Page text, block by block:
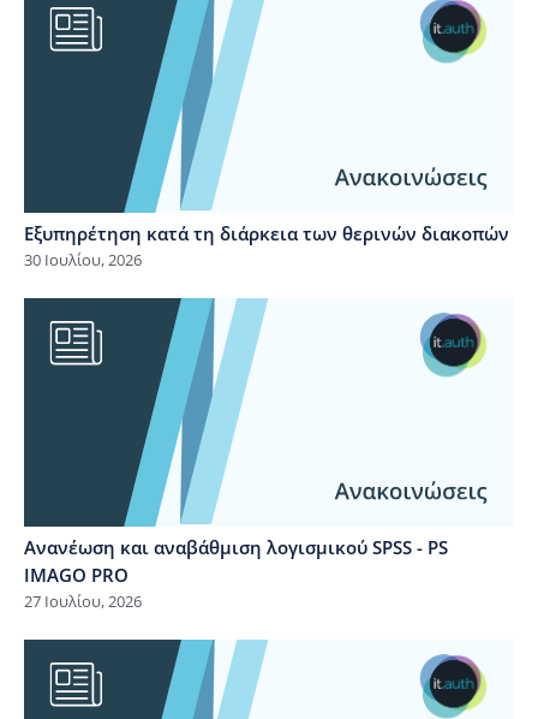
Εξυπηρέτηση κατά τη διάρκεια των θερινών διακοπών
30 Ιουλίου, 2026
Ανανέωση και αναβάθμιση λογισμικού SPSS - PS
IMAGO PRO
27 Ιουλίου, 2026